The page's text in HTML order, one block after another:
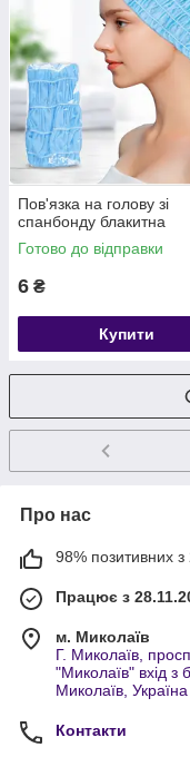
Пов'язка на голову зі
спанбонду блакитна
Готово до відправки
6 ₴
Купити
Про нас
98% позитивних з
Працює з
м. Миколаїв
Г. Миколаїв,
"Миколаїв" вхід з
Миколаїв, Україна
Контакти